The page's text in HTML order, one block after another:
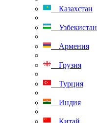
Казахстан
Узбекистан
Армения
Грузия
Турция
Индия
Китай